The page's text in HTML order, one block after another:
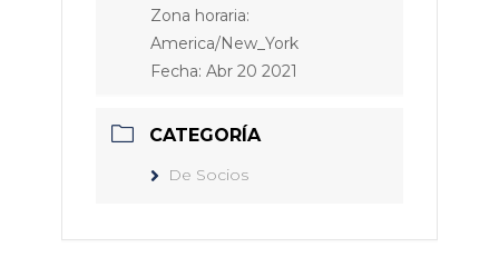
Zona horaria:
America/New_York
Fecha: Abr 20 2021
CATEGORÍA
De Socios